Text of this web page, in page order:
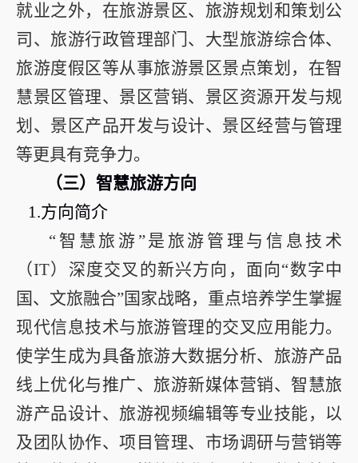
就业之外，在旅游景区、旅游规划和策划公
司、旅游行政管理部门、大型旅游综合体、
旅游度假区等从事旅游景区景点策划，在智
慧景区管理、景区营销、景区资源开发与规
划、景区产品开发与设计、景区经营与管理
等更具有竞争力。
（三）智慧旅游方向
1.方向简介
“智慧旅游”是旅游管理与信息技术
（IT）深度交叉的新兴方向，面向“数字中
国、文旅融合”国家战略，重点培养学生掌握
现代信息技术与旅游管理的交叉应用能力。
使学生成为具备旅游大数据分析、旅游产品
线上优化与推广、旅游新媒体营销、智慧旅
游产品设计、旅游视频编辑等专业技能，以
及团队协作、项目管理、市场调研与营销等